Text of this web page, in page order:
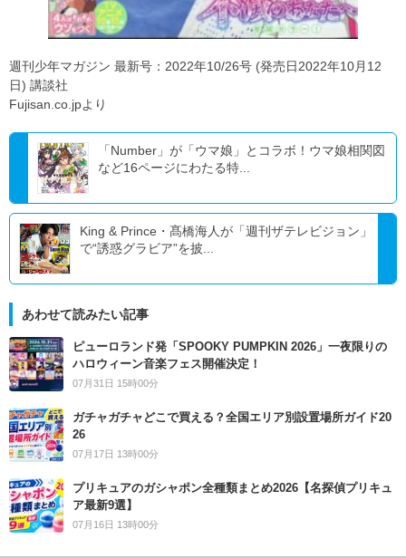
週刊少年マガジン 最新号：2022年10/26号 (発売日2022年10月12
日) 講談社
Fujisan.co.jpより
「Number」が「ウマ娘」とコラボ！ウマ娘相関図
など16ページにわたる特...
King & Prince・髙橋海人が「週刊ザテレビジョン」
で“誘惑グラビア”を披...
あわせて読みたい記事
ピューロランド発「SPOOKY PUMPKIN 2026」一夜限りの
ハロウィーン音楽フェス開催決定！
07月31日 15時00分
ガチャガチャどこで買える？全国エリア別設置場所ガイド20
26
07月17日 13時00分
プリキュアのガシャポン全種類まとめ2026【名探偵プリキュ
ア最新9選】
07月16日 13時00分